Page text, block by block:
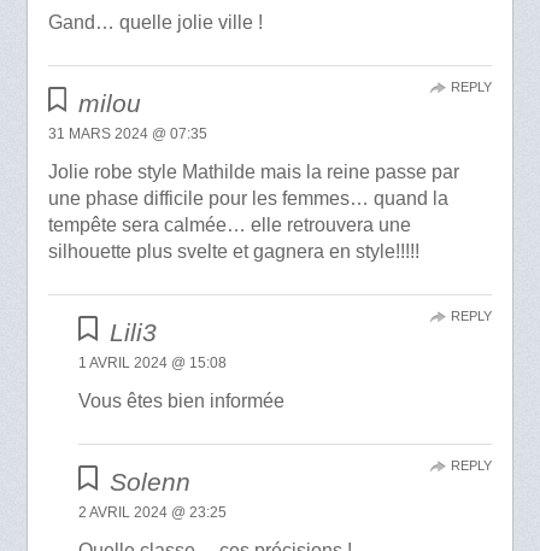
Gand… quelle jolie ville !
milou
31 MARS 2024 @ 07:35
Jolie robe style Mathilde mais la reine passe par
une phase difficile pour les femmes… quand la
tempête sera calmée… elle retrouvera une
silhouette plus svelte et gagnera en style!!!!!
REPLY
Lili3
1 AVRIL 2024 @ 15:08
Vous êtes bien informée
REPLY
Solenn
2 AVRIL 2024 @ 23:25
REPLY